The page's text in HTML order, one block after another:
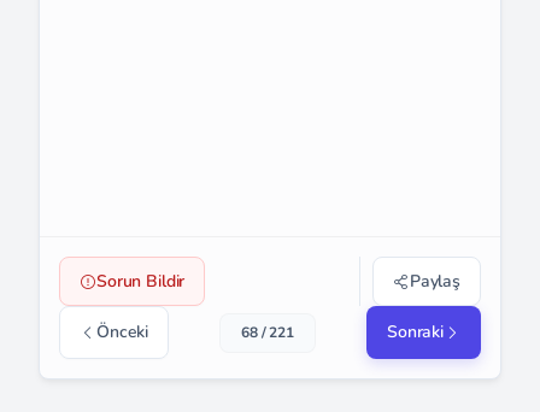
Sorun Bildir Paylaş
Önceki 68 / 221 Sonraki